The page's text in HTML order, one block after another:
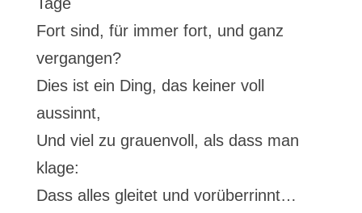
Fort sind, für immer fort, und ganz
vergangen?
Dies ist ein Ding, das keiner voll
aussinnt,
Und viel zu grauenvoll, als dass man
klage:
Dass alles gleitet und vorüberrinnt…